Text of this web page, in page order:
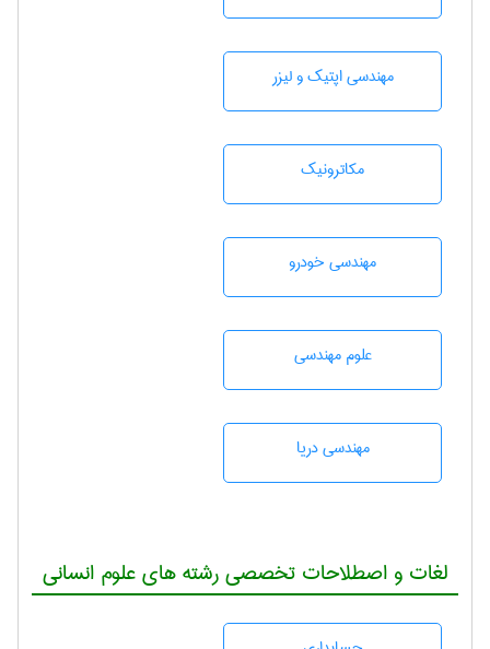
مهندسی اپتیک و لیزر
مکاترونیک
مهندسی خودرو
علوم مهندسی
مهندسی دریا
لغات و اصطلاحات تخصصی رشته های علوم انسانی